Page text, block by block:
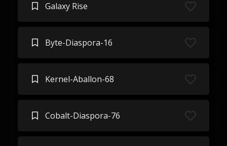
Galaxy Rise
Byte-Diaspora-16
Kernel-Aballon-68
Cobalt-Diaspora-76